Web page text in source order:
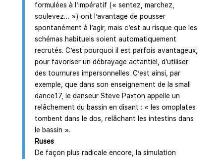
formulées à l’impératif (« sentez, marchez,
soulevez… ») ont l’avantage de pousser
spontanément à l’agir, mais c’est au risque que les
schémas habituels soient automatiquement
recrutés. C’est pourquoi il est parfois avantageux,
pour favoriser un débrayage actantiel, d’utiliser
des tournures impersonnelles. C’est ainsi, par
exemple, que dans son enseignement de la small
dance17, le danseur Steve Paxton appelle un
relâchement du bassin en disant : « les omoplates
tombent dans le dos, relâchant les intestins dans
le bassin ».
Ruses
De façon plus radicale encore, la simulation